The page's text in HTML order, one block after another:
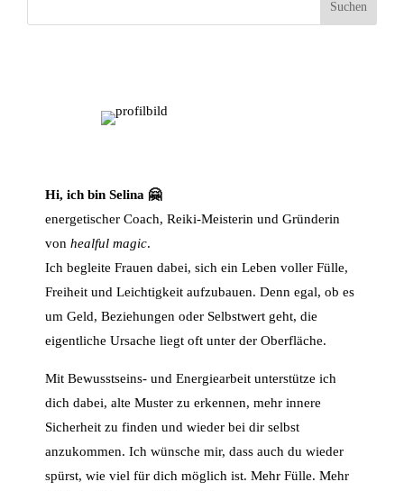
Suchen
Hi, ich bin Selina 🤗
energetischer Coach, Reiki-Meisterin und Gründerin
von healful magic.
Ich begleite Frauen dabei, sich ein Leben voller Fülle,
Freiheit und Leichtigkeit aufzubauen. Denn egal, ob es
um Geld, Beziehungen oder Selbstwert geht, die
eigentliche Ursache liegt oft unter der Oberfläche.
Mit Bewusstseins- und Energiearbeit unterstütze ich
dich dabei, alte Muster zu erkennen, mehr innere
Sicherheit zu finden und wieder bei dir selbst
anzukommen. Ich wünsche mir, dass auch du wieder
spürst, wie viel für dich möglich ist. Mehr Fülle. Mehr